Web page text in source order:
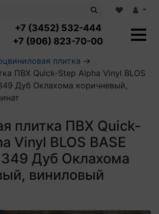
+7 (3452) 532-444
+7 (906) 823-70-00
категории
категории
с укладкой
плитка
категориипокрытий
панелей
категории
плитка →
ПВХ Quick-Step Alpha Vinyl BLOS
Дуб Оклахома коричневый,
плитка ПВХ Quick-
Vinyl BLOS BASE
Дуб Оклахома
виниловый